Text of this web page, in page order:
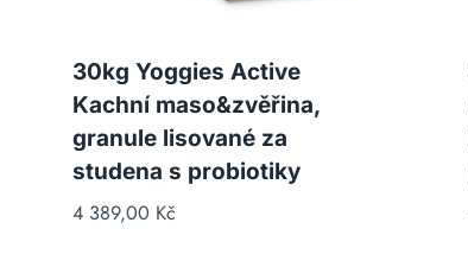
30kg Yoggies Active
Kachní maso&zvěřina,
granule lisované za
studena s probiotiky
4 389,00 Kč